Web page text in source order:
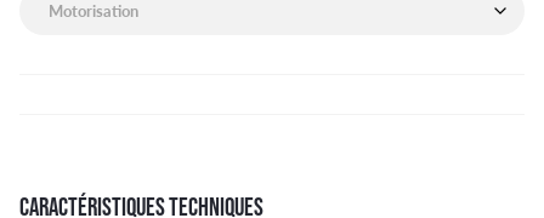
CARACTÉRISTIQUES TECHNIQUES